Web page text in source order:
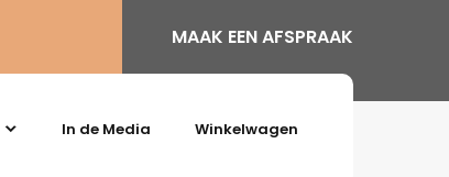
MAAK EEN AFSPRAAK
In de Media Winkelwagen